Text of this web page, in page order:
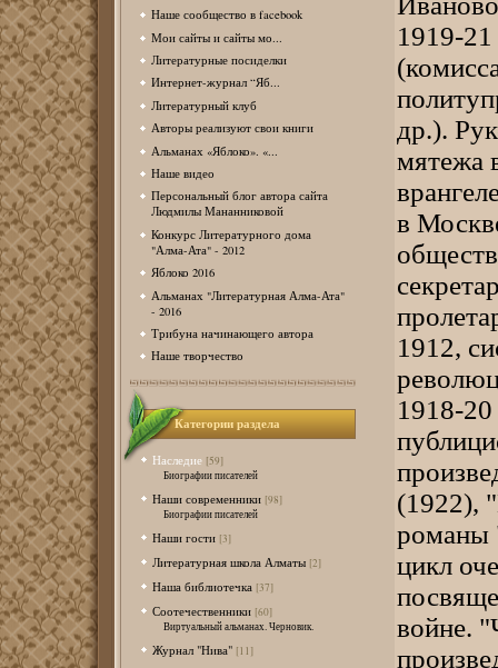
Наше сообщество в facebook
Мои сайты и сайты мо...
Литературные посиделки
Интернет-журнал “Яб...
Литературный клуб
Авторы реализуют свои книги
Альманах «Яблоко». «...
Наше видео
Персональный блог автора сайта
Людмилы Мананниковой
Конкурс Литературного дома
"Алма-Ата" - 2012
Яблоко 2016
Альманах "Литературная Алма-Ата"
- 2016
Трибуна начинающего автора
Наше творчество
Категории раздела
Наследие [59]
Биографии писателей
Наши современники [98]
Биографии писателей
Наши гости [3]
Литературная школа Алматы [2]
Наша библиотечка [37]
Соотечественники [60]
Виртуальный альманах. Черновик.
Журнал "Нива" [11]
1919-
др.).
мятежа
в
1912,
1918-
(1922),
романы
цикл
войне.